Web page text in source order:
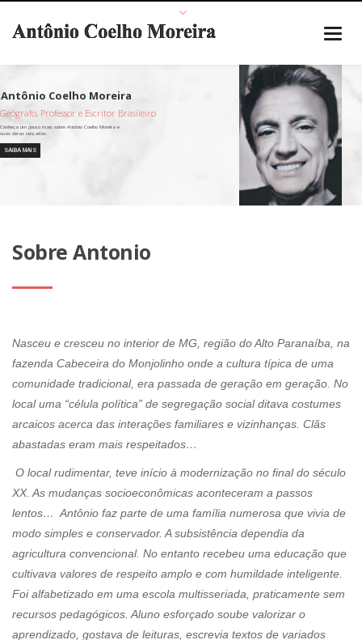
Geógrafo, Professor e Escritor Brasileiro
SAIBA MAIS
Sobre Antonio
Nasceu e cresceu no interior de MG, região do Alto Paranaíba, na
fazenda Cabeceira do Monjolinho onde a cultura típica de uma
comunidade tradicional, era passada de geração em geração. No
local uma “célula política” de segregação social ditava costumes
arcaicos acerca das interações familiares e vizinhanças. Clãs
abastadas eram mais respeitados…
O local rudimentar, teve início à modernização no final do século
XX. As mudanças socioeconômicas aconteceram a passos
lentos… Antônio faz parte de uma família numerosa que vivia de
modo simples e conservador. A subsistência dependia da
agricultura convencional. No entanto recebeu uma educação que
cultivava valores de respeito amplo e com humildade inteligente.
Foi alfabetizado em uma escola multisseriada, praticamente sem
recursos pedagógicos. Aluno esforçado soube valorizar o
aprendizado, gostava de leituras, escrevia textos de variados